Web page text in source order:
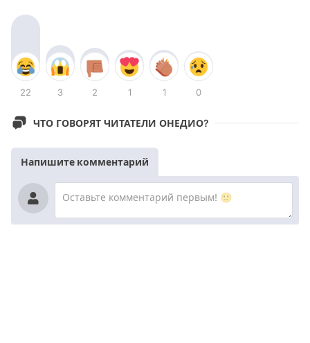
22 3 2 1 1 0
ЧТО ГОВОРЯТ ЧИТАТЕЛИ ОНЕДИО?
Напишите комментарий